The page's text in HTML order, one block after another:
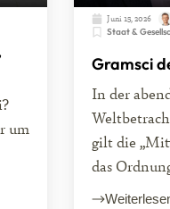
um
Juni 15, 2026
Staat &
Gramsci
In der
gilt die
das